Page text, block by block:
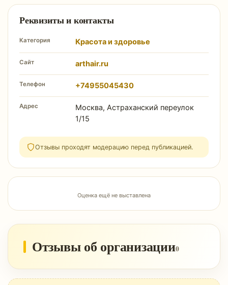
Реквизиты и контакты
Категория Красота и здоровье
Сайт arthair.ru
Телефон +74955045430
Адрес
Москва, Астраханский переулок
1/15
Отзывы проходят модерацию перед публикацией.
Оценка ещё не выставлена
Отзывы об организации0